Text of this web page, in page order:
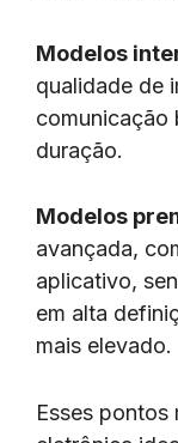
Modelos
qualidade de
comunicação
duração.
Modelos
avançada,
aplicativo,
em alta
mais elevado.
Esses pontos